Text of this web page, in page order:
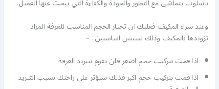
باسلوب يتماشى مع التطور والجودة والكفاءة التي يبحث عنها العميل.
وعند شراء المكيف فعليك ان تختار الحجم المناسب للغرفة المراد
تزويدها بالمكيف وذلك لسببين اساسيين : –
اذا قمت بتركيب حجم اصغر فلن يقوم بتبريد الغرفة
اذا قمت بتركيب حجم اكبر فذلك سيؤثر على راحتك بسبب التبريد